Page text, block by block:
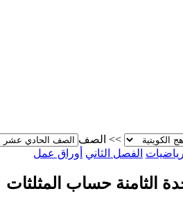
>> الصف
رياضيات الفصل الثاني أوراق عمل
الثامنة حساب المثلثات